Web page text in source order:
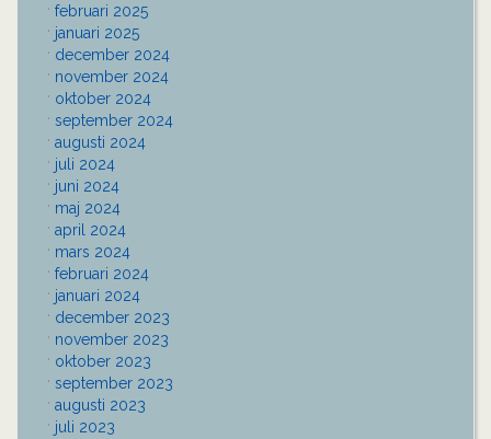
februari 2025
januari 2025
december 2024
november 2024
oktober 2024
september 2024
augusti 2024
juli 2024
juni 2024
maj 2024
april 2024
mars 2024
februari 2024
januari 2024
december 2023
november 2023
oktober 2023
september 2023
augusti 2023
juli 2023